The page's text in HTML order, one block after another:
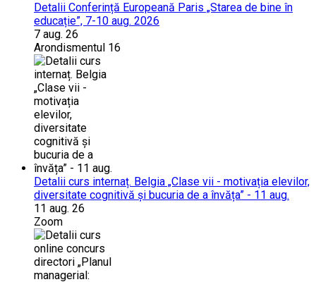
Detalii Conferință Europeană Paris „Starea de bine în
educație”, 7-10 aug. 2026
7 aug. 26
Arondismentul 16
Detalii curs internaț. Belgia „Clase vii - motivația elevilor,
diversitate cognitivă și bucuria de a învăța” - 11 aug.
11 aug. 26
Zoom